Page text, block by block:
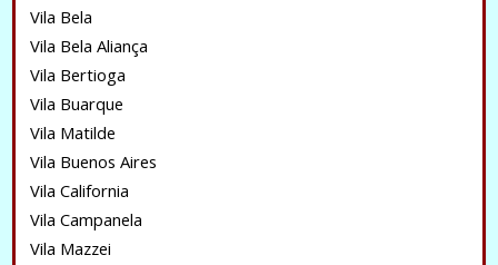
Vila Bela
Vila Bela Aliança
Vila Bertioga
Vila Buarque
Vila Matilde
Vila Buenos Aires
Vila California
Vila Campanela
Vila Mazzei